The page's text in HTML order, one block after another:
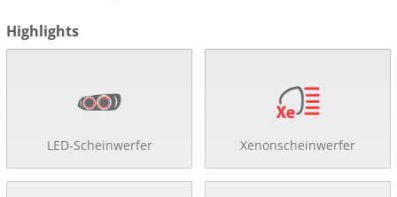
Highlights
LED-Scheinwerfer Xenonscheinwerfer